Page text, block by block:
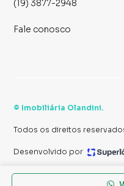
(19) 3877-2948
Fale conosco
© Imobiliária Olandini.
Todos os direitos
Desenvolvido por